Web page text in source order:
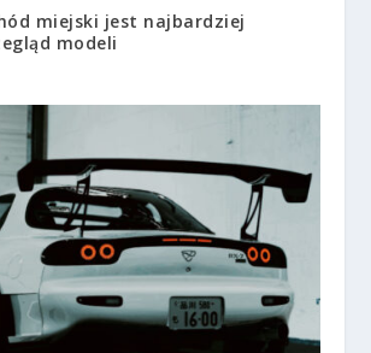
miejski jest najbardziej
modeli